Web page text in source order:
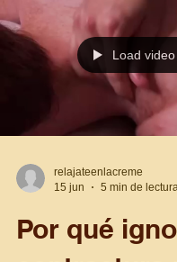
¿Tu hijo juega a fútbol,
entrena varias veces por
qué masaje deportivo para
de 15 a 18 años puede
mejor, aliviar sobrecargas
mientras persigue sus
La Crème, en Les Corts
entrenamiento.
Load video